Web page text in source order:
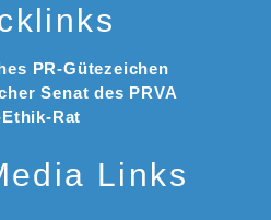
PR-Gütezeichen
Senat des PRVA
Ethik-Rat
Links